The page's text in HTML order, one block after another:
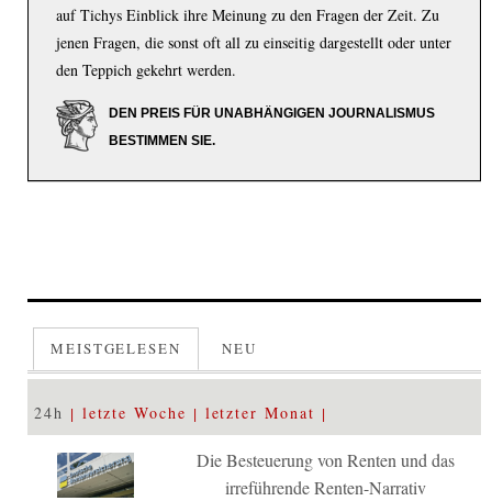
auf Tichys Einblick ihre Meinung zu den Fragen der Zeit. Zu
jenen Fragen, die sonst oft all zu einseitig dargestellt oder unter
den Teppich gekehrt werden.
DEN PREIS FÜR UNABHÄNGIGEN JOURNALISMUS
BESTIMMEN SIE.
MEISTGELESEN NEU
24h letzte Woche letzter Monat
Die Besteuerung von Renten und das
irreführende Renten-Narrativ